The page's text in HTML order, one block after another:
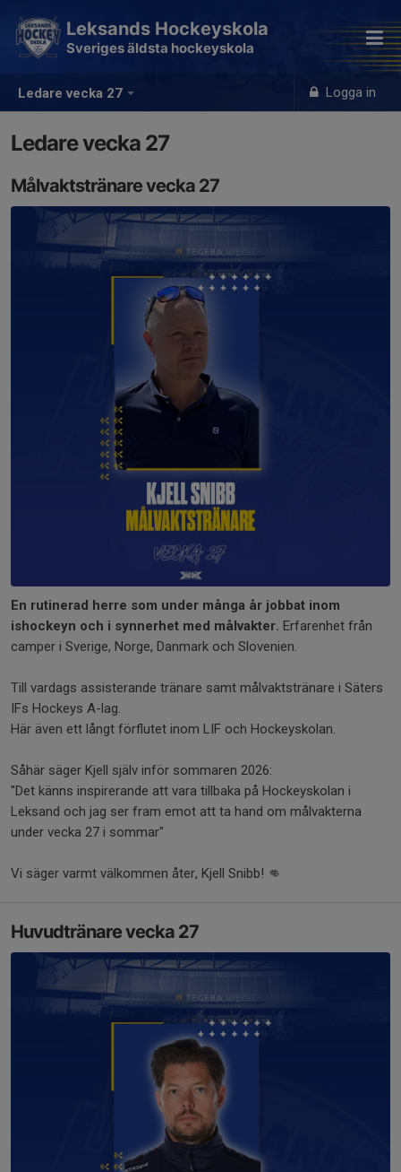
Ledare vecka 27 Logga in
Leksands Hockeyskola
Sveriges äldsta hockeyskola
Ledare vecka 27
Målvaktstränare vecka 27
En rutinerad herre som under många år jobbat inom
ishockeyn och i synnerhet med målvakter. Erfarenhet från
camper i Sverige, Norge, Danmark och Slovenien.
Till vardags assisterande tränare samt målvaktstränare i Säters
IFs Hockeys A-lag.
Här även ett långt förflutet inom LIF och Hockeyskolan.
Såhär säger Kjell själv inför sommaren 2026:
"Det känns inspirerande att vara tillbaka på Hockeyskolan i
Leksand och jag ser fram emot att ta hand om målvakterna
under vecka 27 i sommar"
Vi säger varmt välkommen åter, Kjell Snibb! 👊
Huvudtränare vecka 27